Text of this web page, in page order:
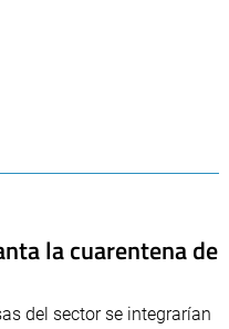
la cuarentena de
del sector se integrarían